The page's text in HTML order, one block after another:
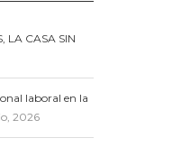
LA CASA SIN
laboral en la
2026